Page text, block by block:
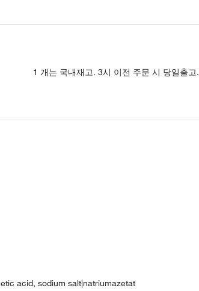
1 개는 국내재고. 3시 이전 주문 시 당일출고.
acid, sodium salt|natriumazetat